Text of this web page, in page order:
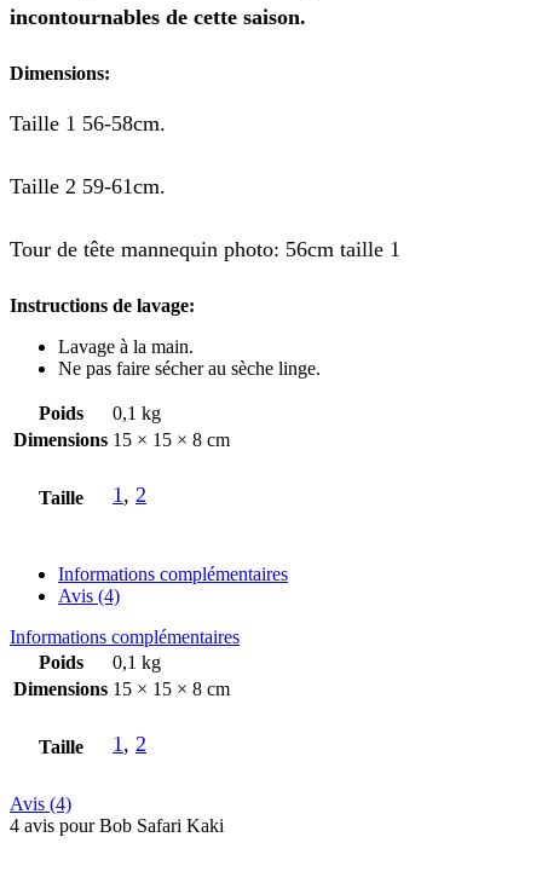
incontournables de cette saison.
Dimensions:
Taille 1 56-58cm.
Taille 2 59-61cm.
Tour de tête mannequin photo: 56cm taille 1
Instructions de lavage:
Lavage à la main.
Ne pas faire sécher au sèche linge.
Poids
0,1 kg
Dimensions 15 × 15 × 8 cm
Taille 1, 2
Informations complémentaires
Avis (4)
Informations complémentaires
Poids
0,1 kg
Dimensions 15 × 15 × 8 cm
Taille 1, 2
Avis (4)
4 avis pourBob Safari Kaki